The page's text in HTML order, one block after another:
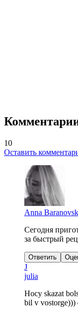
10
Оставить
Anna
Сегодня
за быстрый
Ответить
J
julia
Hocy skazat
bil v vostorge)))